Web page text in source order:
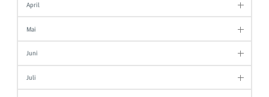
April
Mai
Juni
Juli